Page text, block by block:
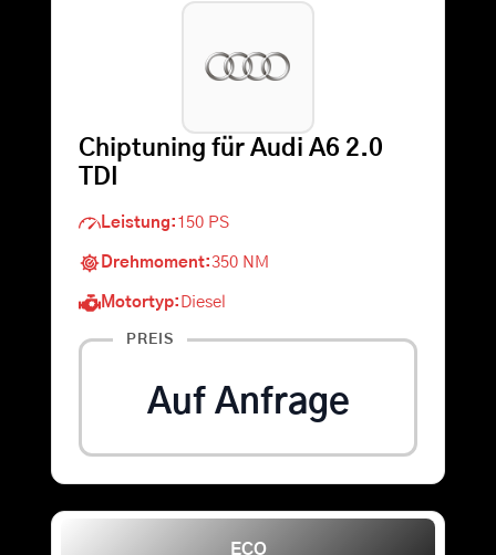
Warenkorb
Chiptuning für Audi A6 2.0
TDI
Leistung: 150 PS
Drehmoment:350 NM
Motortyp: Diesel
PREIS
Auf Anfrage
ECO